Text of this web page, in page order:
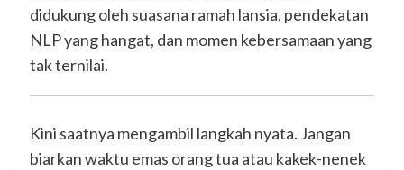
didukung oleh suasana ramah lansia, pendekatan
NLP yang hangat, dan momen kebersamaan yang
tak ternilai.
Kini saatnya mengambil langkah nyata. Jangan
biarkan waktu emas orang tua atau kakek-nenek